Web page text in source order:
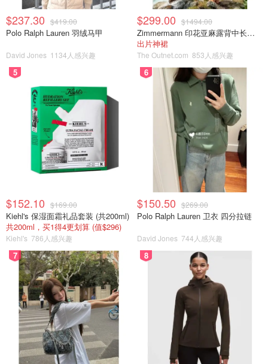
$237.30 $419.00
Polo Ralph Lauren 羽绒马甲
David Jones 1134人感兴趣
$299.00 $1494.00
Zimmermann 印花亚麻露背中长连衣裙
出片神裙
The Outnet.com 853人感兴趣
5
$152.10 $169.00
Kiehl's 保湿面霜礼品套装 (共200ml)
共200ml，买1得4更划算 (值$296)
Kiehl's 786人感兴趣
6
$150.50 $269.00
Polo Ralph Lauren 卫衣 四分拉链
David Jones 744人感兴趣
7 8